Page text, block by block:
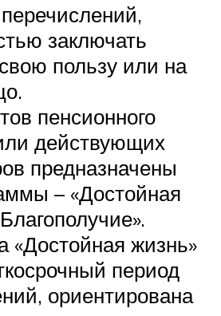
заключать
пользу или на
пенсионного
действующих
предназначены
– «Достойная
«Достойная жизнь»
период
ориентирована